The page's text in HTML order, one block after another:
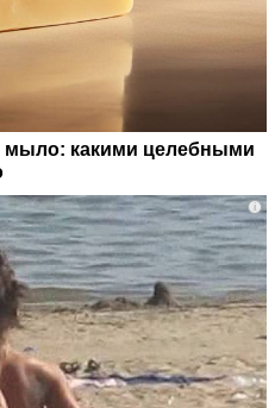
мыло: какими целебными
i